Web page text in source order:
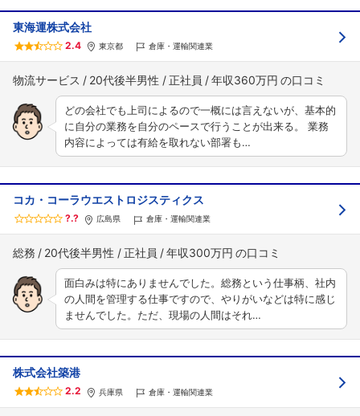
東海運株式会社
2.4 東京都 倉庫・運輸関連業
物流サービス 20代後半男性 正社員 年収360万円
どの会社でも上司によるので一概には言えないが、基本的
に自分の業務を自分のペースで行うことが出来る。 業務
内容によっては有給を取れない部署も…
コカ・コーラウエストロジスティクス
?.? 広島県 倉庫・運輸関連業
総務 20代後半男性 正社員 年収300万円
面白みは特にありませんでした。総務という仕事柄、社内
の人間を管理する仕事ですので、やりがいなどは特に感じ
ませんでした。ただ、現場の人間はそれ…
株式会社築港
2.2 兵庫県 倉庫・運輸関連業